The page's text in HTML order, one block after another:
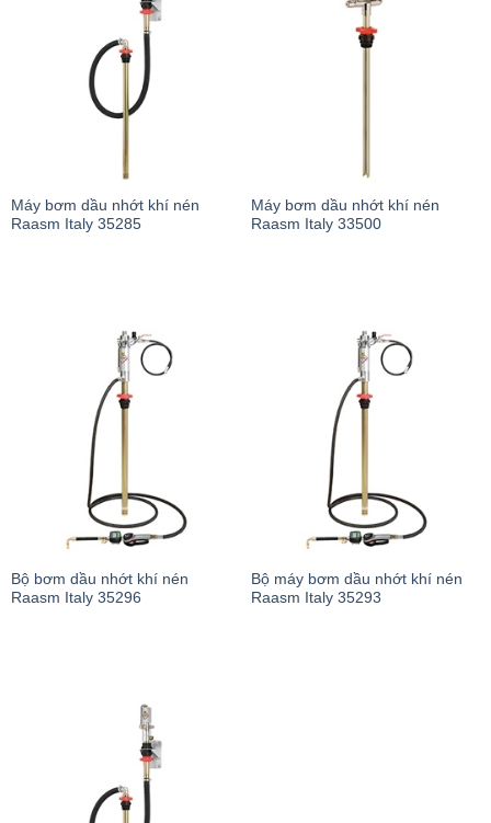
Máy bơm dầu nhớt khí nén
Raasm Italy 35285
Máy bơm dầu nhớt khí nén
Raasm Italy 33500
Bộ bơm dầu nhớt khí nén
Raasm Italy 35296
Bộ máy bơm dầu nhớt khí nén
Raasm Italy 35293